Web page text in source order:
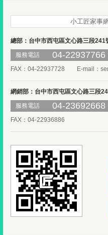
小工匠家事
總部：台中市西屯區文心路三段241
服務電話
04-22937766
FAX：04-22937728 E-mail：
網銷部：台中市西屯區文心路三段
服務電話
04-23692668
FAX：04-22936886